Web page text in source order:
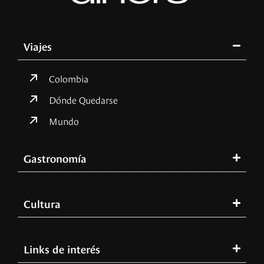
Viajes
Colombia
Dónde Quedarse
Mundo
Gastronomía
Cultura
Links de interés